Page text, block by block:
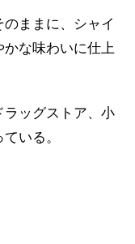
ままに、シャイ
な味わいに仕上
ラッグストア、小
いる。